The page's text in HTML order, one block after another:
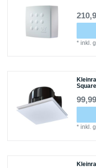
*inkl.
*inkl.